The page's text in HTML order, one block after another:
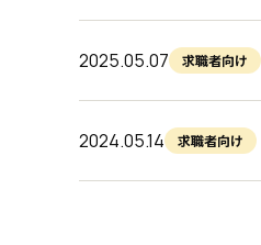
2025.05.07 求職者向け
2024.05.14 求職者向け